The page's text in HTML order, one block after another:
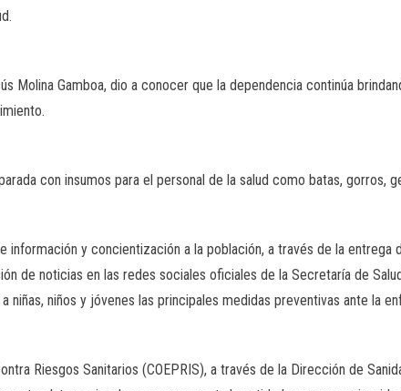
Molina Gamboa, dio a conocer que la dependencia continúa
con insumos para el personal de la salud como batas, gorros,
información y concientización a la población, a través de la
de noticias en las redes sociales oficiales de la Secretaría de
niñas, niños y jóvenes las principales medidas preventivas ante la
Riesgos Sanitarios (COEPRIS), a través de la Dirección de